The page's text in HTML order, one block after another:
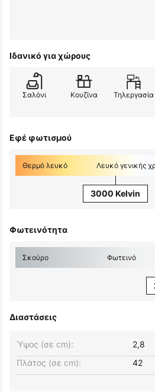
Ιδανικό για χώρους
Σαλόνι Κουζίνα Τηλεργασία
Εφέ φωτισμού
Θερμό λευκό Λευκό γενικής
3000 Kelvin
Φωτεινότητα
Σκούρο Φωτεινό
Διαστάσεις
Πλάτος (σε cm): 42
Ύψος (σε cm): 2,8